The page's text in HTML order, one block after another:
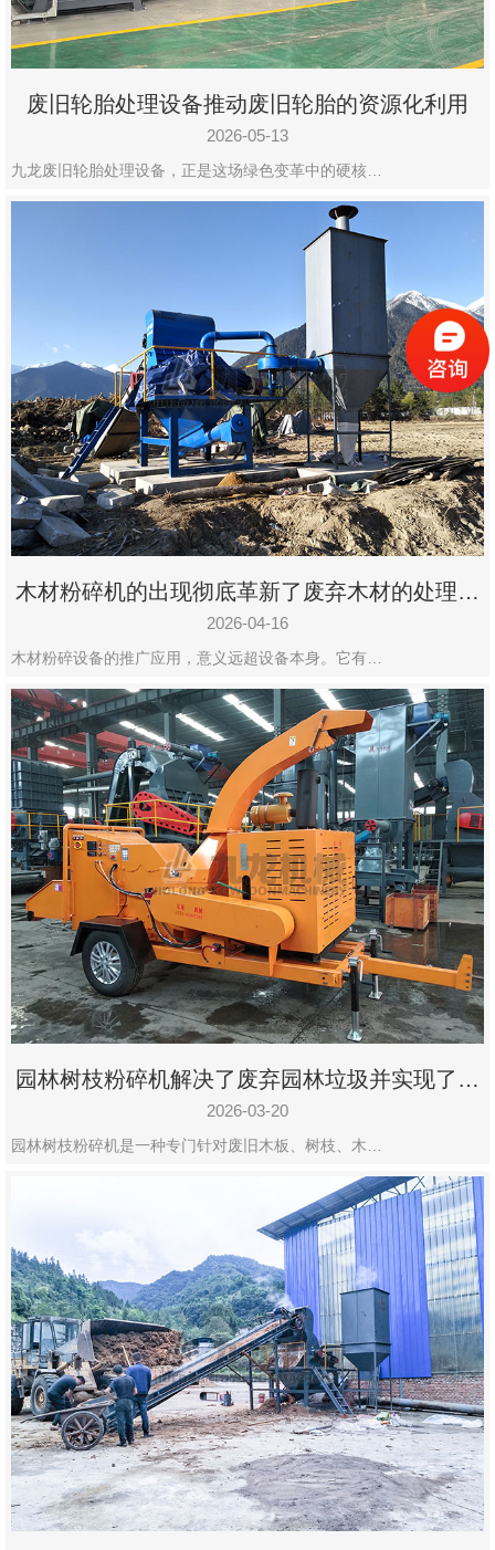
废旧轮胎处理设备推动废旧轮胎的资源化利用
2026-05-13
九龙废旧轮胎处理设备，正是这场绿色变革中的硬核…
木材粉碎机的出现彻底革新了废弃木材的处理模
式
2026-04-16
木材粉碎设备的推广应用，意义远超设备本身。它有…
园林树枝粉碎机解决了废弃园林垃圾并实现了再
利用
2026-03-20
园林树枝粉碎机是一种专门针对废旧木板、树枝、木…